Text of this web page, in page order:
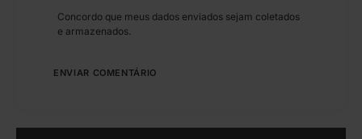
Concordo que meus dados enviados sejam coletados
e armazenados.